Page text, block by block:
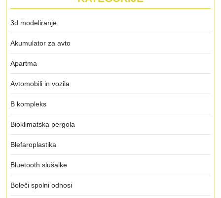
3d modeliranje
Akumulator za avto
Apartma
Avtomobili in vozila
B kompleks
Bioklimatska pergola
Blefaroplastika
Bluetooth slušalke
Boleči spolni odnosi